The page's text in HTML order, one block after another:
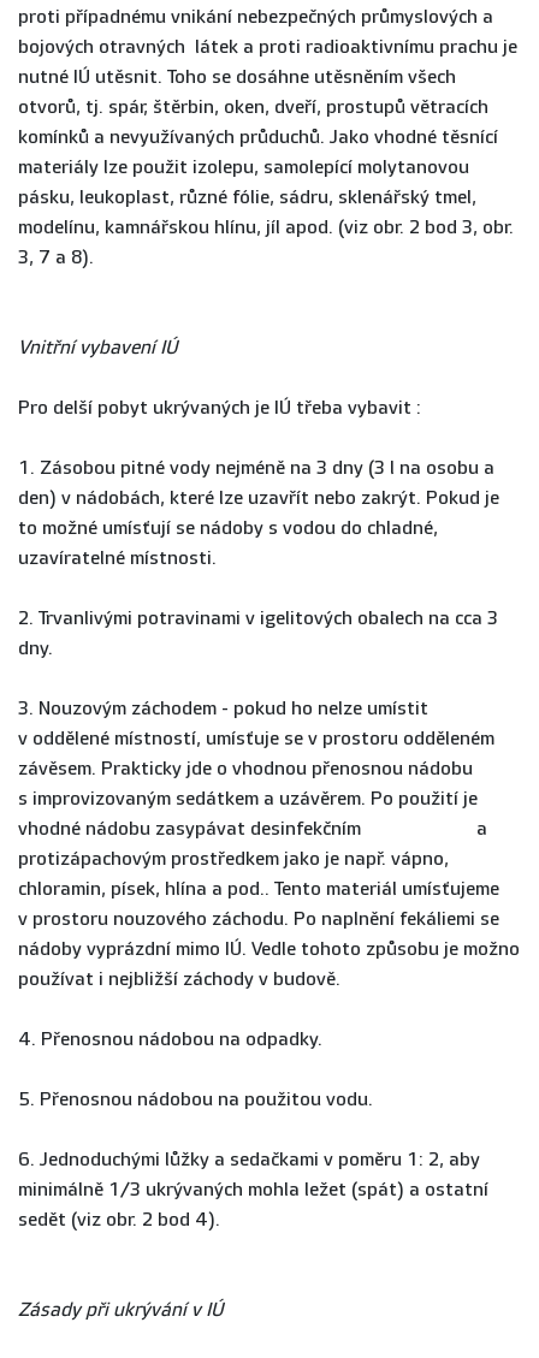
proti případnému vnikání nebezpečných průmyslových a
bojových otravných látek a proti radioaktivnímu prachu je
nutné IÚ utěsnit. Toho se dosáhne utěsněním všech
otvorů, tj. spár, štěrbin, oken, dveří, prostupů větracích
komínků a nevyužívaných průduchů. Jako vhodné těsnící
materiály lze použit izolepu, samolepící molytanovou
pásku, leukoplast, různé fólie, sádru, sklenářský tmel,
modelínu, kamnářskou hlínu, jíl apod. (viz obr. 2 bod 3, obr.
3, 7 a 8).
Vnitřní vybavení IÚ
Pro delší pobyt ukrývaných je IÚ třeba vybavit :
1. Zásobou pitné vody nejméně na 3 dny (3 l na osobu a
den) v nádobách, které lze uzavřít nebo zakrýt. Pokud je
to možné umísťují se nádoby s vodou do chladné,
uzavíratelné místnosti.
2. Trvanlivými potravinami v igelitových obalech na cca 3
dny.
3. Nouzovým záchodem - pokud ho nelze umístit
v oddělené místností, umísťuje se v prostoru odděleném
závěsem. Prakticky jde o vhodnou přenosnou nádobu
s improvizovaným sedátkem a uzávěrem. Po použití je
vhodné nádobu zasypávat desinfekčním a
protizápachovým prostředkem jako je např. vápno,
chloramin, písek, hlína a pod.. Tento materiál umísťujeme
v prostoru nouzového záchodu. Po naplnění fekáliemi se
nádoby vyprázdní mimo IÚ. Vedle tohoto způsobu je možno
používat i nejbližší záchody v budově.
4. Přenosnou nádobou na odpadky.
5. Přenosnou nádobou na použitou vodu.
6. Jednoduchými lůžky a sedačkami v poměru 1: 2, aby
minimálně 1/3 ukrývaných mohla ležet (spát) a ostatní
sedět (viz obr. 2 bod 4).
Zásady při ukrývání v IÚ